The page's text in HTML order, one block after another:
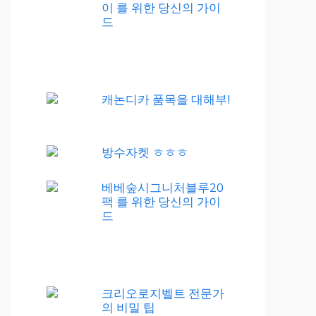
이 를 위한 당신의 가이
드
캐논디카 품목을 대해부!
방수자켓 ㅎㅎㅎ
베베숲시그니처블루20
팩 를 위한 당신의 가이
드
크리오로지벨트 전문가
의 비밀 팁